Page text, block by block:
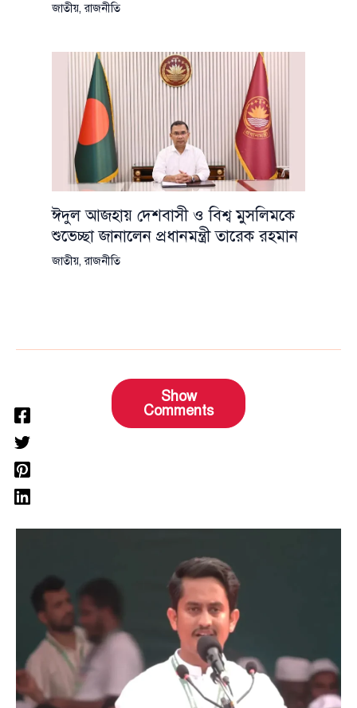
জাতীয়,রাজনীতি
ঈদুল আজহায় দেশবাসী ও বিশ্ব মুসলিমকে
শুভেচ্ছা জানালেন প্রধানমন্ত্রী তারেক রহমান
জাতীয়,রাজনীতি
Show
Comments